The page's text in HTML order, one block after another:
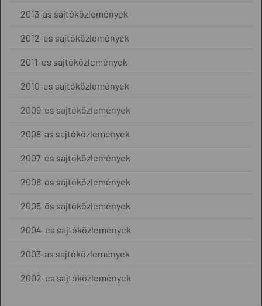
2013-as sajtóközlemények
2012-es sajtóközlemények
2011-es sajtóközlemények
2010-es sajtóközlemények
2009-es sajtóközlemények
2008-as sajtóközlemények
2007-es sajtóközlemények
2006-os sajtóközlemények
2005-ös sajtóközlemények
2004-es sajtóközlemények
2003-as sajtóközlemények
2002-es sajtóközlemények